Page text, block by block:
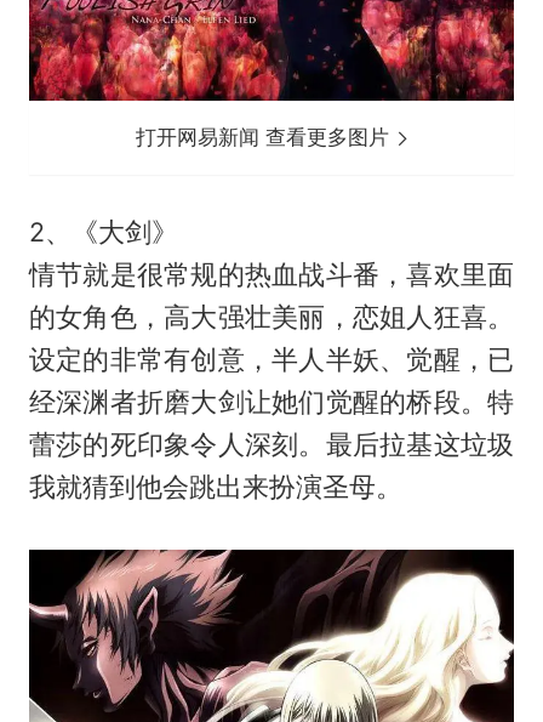
打开网易新闻 查看更多图片
2、《大剑》
情节就是很常规的热血战斗番，喜欢里面
的女角色，高大强壮美丽，恋姐人狂喜。
设定的非常有创意，半人半妖、觉醒，已
经深渊者折磨大剑让她们觉醒的桥段。特
蕾莎的死印象令人深刻。最后拉基这垃圾
我就猜到他会跳出来扮演圣母。